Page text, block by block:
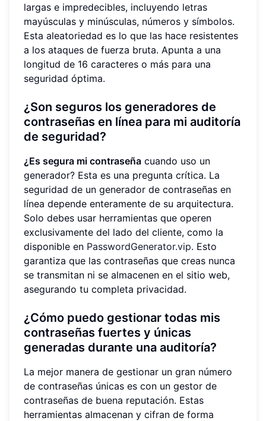
largas e impredecibles, incluyendo letras
mayúsculas y minúsculas, números y símbolos.
Esta aleatoriedad es lo que las hace resistentes
a los ataques de fuerza bruta. Apunta a una
longitud de 16 caracteres o más para una
seguridad óptima.
¿Son seguros los generadores de
contraseñas en línea para mi auditoría
de seguridad?
¿Es segura mi contraseña cuando uso un
generador? Esta es una pregunta crítica. La
seguridad de un generador de contraseñas en
línea depende enteramente de su arquitectura.
Solo debes usar herramientas que operen
exclusivamente del lado del cliente, como la
disponible en PasswordGenerator.vip. Esto
garantiza que las contraseñas que creas nunca
se transmitan ni se almacenen en el sitio web,
asegurando tu completa privacidad.
¿Cómo puedo gestionar todas mis
contraseñas fuertes y únicas
generadas durante una auditoría?
La mejor manera de gestionar un gran número
de contraseñas únicas es con un gestor de
contraseñas de buena reputación. Estas
herramientas almacenan y cifran de forma